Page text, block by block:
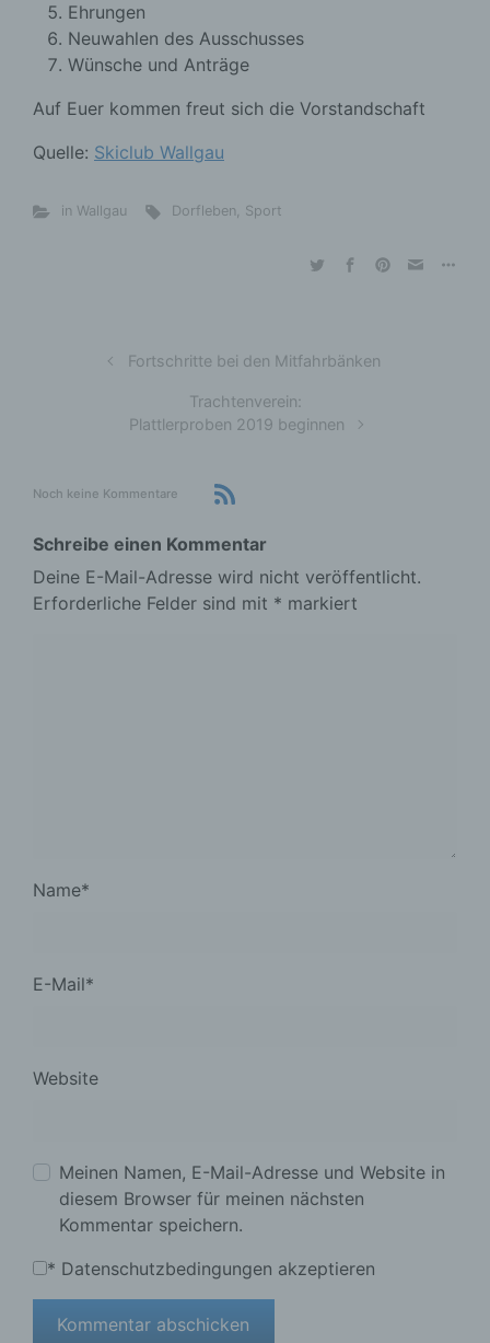
Ehrungen
Neuwahlen des Ausschusses
Wünsche und Anträge
Auf Euer kommen freut sich die Vorstandschaft
Quelle: Skiclub Wallgau
in Wallgau Dorfleben, Sport
Fortschritte bei den Mitfahrbänken
Trachtenverein:
Plattlerproben 2019 beginnen
Noch keine Kommentare
Schreibe einen Kommentar
Deine E-Mail-Adresse wird nicht veröffentlicht.
Erforderliche Felder sind mit * markiert
Name*
E-Mail*
Website
Meinen Namen, E-Mail-Adresse und Website in
diesem Browser für meinen nächsten
Kommentar speichern.
* Datenschutzbedingungen akzeptieren